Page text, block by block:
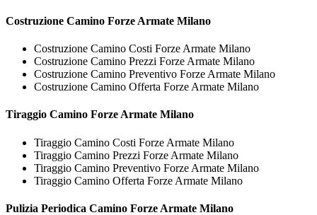
Costruzione Camino Forze Armate Milano
Costruzione Camino Costi Forze Armate Milano
Costruzione Camino Prezzi Forze Armate Milano
Costruzione Camino Preventivo Forze Armate Milano
Costruzione Camino Offerta Forze Armate Milano
Tiraggio Camino Forze Armate Milano
Tiraggio Camino Costi Forze Armate Milano
Tiraggio Camino Prezzi Forze Armate Milano
Tiraggio Camino Preventivo Forze Armate Milano
Tiraggio Camino Offerta Forze Armate Milano
Pulizia Periodica Camino Forze Armate Milano